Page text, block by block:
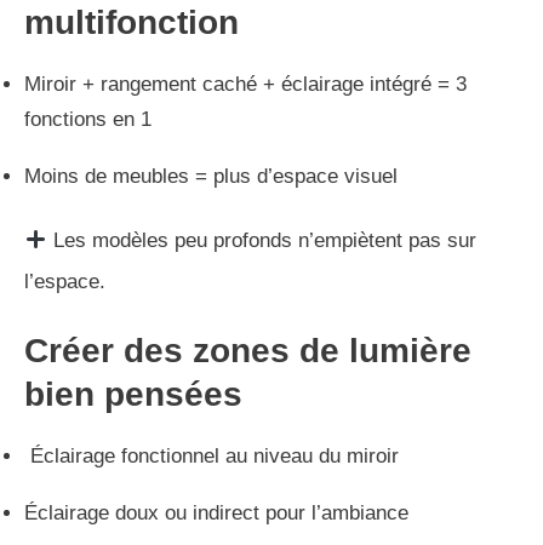
multifonction
Miroir + rangement caché + éclairage intégré = 3
fonctions en 1
Moins de meubles = plus d’espace visuel
Les modèles peu profonds n’empiètent pas sur
l’espace.
Créer des zones de lumière
bien pensées
Éclairage fonctionnel au niveau du miroir
Éclairage doux ou indirect pour l’ambiance